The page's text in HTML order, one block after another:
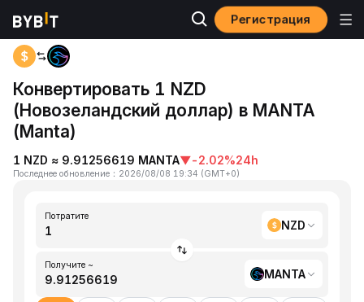
Регистрация
Главная
Конвертировать 1 NZD
(Новозеландский доллар) в MANTA
(Manta)
1 NZD ≈ 9.91256619 MANTA▼-2.02%24h
Последнее обновление ： 2026/08/08 19:34 (GMT+0)
Потратите
NZD
Получите ~
MANTA